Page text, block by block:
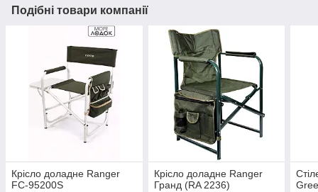
Подібні товари компанії
Крісло доладне Ranger
FC-95200S
Крісло доладне Ranger
Гранд (RA 2236)